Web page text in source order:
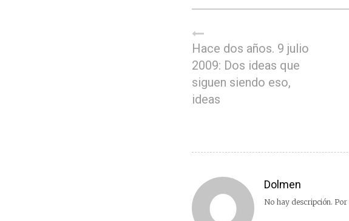
Hace dos años. 9 julio
2009: Dos ideas que
siguen siendo eso,
ideas
Dolmen
No hay descripción.